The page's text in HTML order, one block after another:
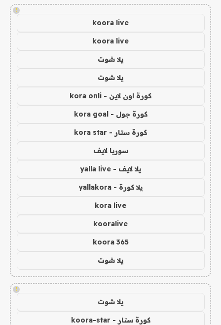
!
koora live
koora live
يلا شوت
يلا شوت
كورة اون لاين - kora onli
كورة جول - kora goal
كورة ستار - kora star
سوريا لايف
يلا لايف - yalla live
يلا كورة - yallakora
kora live
kooralive
koora 365
يلا شوت
!
يلا شوت
كورة ستار - koora-star